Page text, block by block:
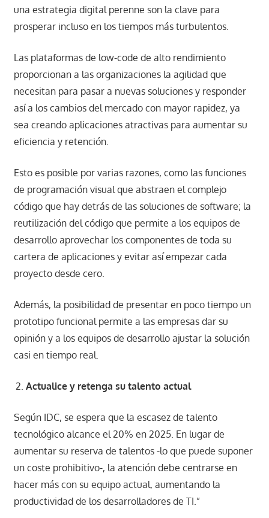
una estrategia digital perenne son la clave para
prosperar incluso en los tiempos más turbulentos.
Las plataformas de low-code de alto rendimiento
proporcionan a las organizaciones la agilidad que
necesitan para pasar a nuevas soluciones y responder
así a los cambios del mercado con mayor rapidez, ya
sea creando aplicaciones atractivas para aumentar su
eficiencia y retención.
Esto es posible por varias razones, como las funciones
de programación visual que abstraen el complejo
código que hay detrás de las soluciones de software; la
reutilización del código que permite a los equipos de
desarrollo aprovechar los componentes de toda su
cartera de aplicaciones y evitar así empezar cada
proyecto desde cero.
Además, la posibilidad de presentar en poco tiempo un
prototipo funcional permite a las empresas dar su
opinión y a los equipos de desarrollo ajustar la solución
casi en tiempo real.
Actualice y retenga su talento actual
Según IDC, se espera que la escasez de talento
tecnológico alcance el 20% en 2025. En lugar de
aumentar su reserva de talentos -lo que puede suponer
un coste prohibitivo-, la atención debe centrarse en
hacer más con su equipo actual, aumentando la
productividad de los desarrolladores de TI.”